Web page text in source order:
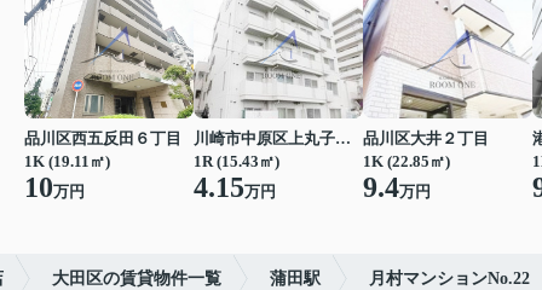
品川区西五反田６丁目
1K (19.11㎡)
10万円
川崎市中原区上丸子八幡町
1R (15.43㎡)
4.15万円
品川区大井２丁目
1K (22.85㎡)
9.4万円
大田区の賃貸物件一覧 蒲田駅 月村マンションNo.22